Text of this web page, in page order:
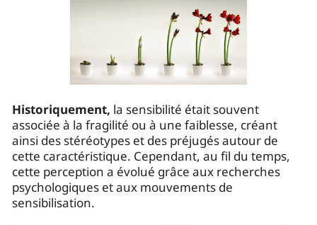
Historiquement, la sensibilité était souvent
associée à la fragilité ou à une faiblesse, créant
ainsi des stéréotypes et des préjugés autour de
cette caractéristique. Cependant, au fil du temps,
cette perception a évolué grâce aux recherches
psychologiques et aux mouvements de
sensibilisation.